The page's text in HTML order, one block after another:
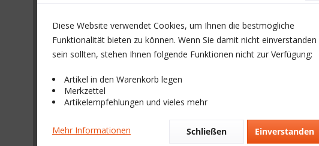
Versandkostenfrei
Sofort versandfertig, Lieferzeit:
Vergleichen Merken
Diese Website verwendet Cookies, um Ihnen die bestmögliche
Funktionalität bieten zu können. Wenn Sie damit nicht einverstanden
sein sollten, stehen Ihnen folgende Funktionen nicht zur Verfügung:
Artikel in den Warenkorb legen
Merkzettel
Artikelempfehlungen und vieles mehr
Mehr Informationen Einverstanden
Schließen